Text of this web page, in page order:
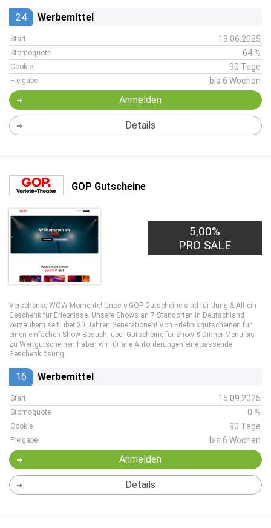
24 Werbemittel
Start 19.06.2025
Stornoquote 64 %
Cookie 90 Tage
Freigabe bis 6 Wochen
Anmelden
Details
GOP Gutscheine
5,00%
PRO SALE
Verschenke WOW-Momente! Unsere GOP Gutscheine sind für Jung & Alt ein
Geschenk für Erlebnisse. Unsere Shows an 7 Standorten in Deutschland
verzaubern seit über 30 Jahren Generationen! Von Erlebnisgutscheinen für
einen einfachen Show-Besuch, über Gutscheine für Show & Dinner-Menü bis
zu Wertgutscheinen haben wir für alle Anforderungen eine passende
Geschenklösung.
16 Werbemittel
Start 15.09.2025
Stornoquote 0 %
Cookie 90 Tage
Freigabe bis 6 Wochen
Anmelden
Details